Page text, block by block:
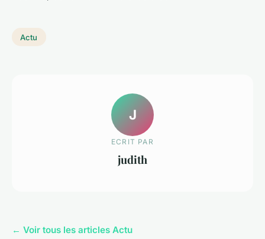
Actu
J
ECRIT PAR
judith
← Voir tous les articles Actu